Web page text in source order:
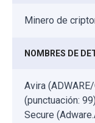
Minero de
NOMBRES DE
Avira
(punctuación:
Secure